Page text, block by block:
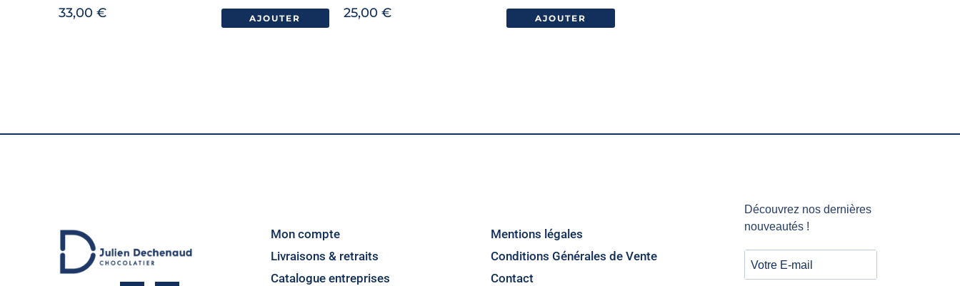
33,00 € AJOUTER 25,00€ AJOUTER
Mon compte
Livraisons & retraits
Catalogue entreprises
Mentions légales
Conditions Générales de Vente
Contact
Découvrez nos dernières
nouveautés !